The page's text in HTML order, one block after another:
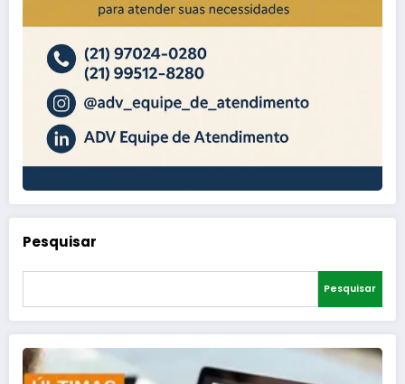
Pesquisar
Pesquisar